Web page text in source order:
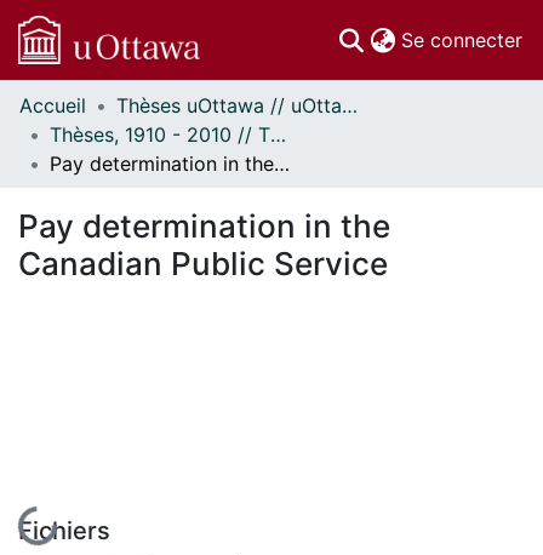
Se connecter
Communautés
et collections
Parcourir
À propos
Accueil
Thèses uOttawa // uOttawa Theses
Thèses, 1910 - 2010 // Theses, 1910 - 2010
Pay determination in the Canadian Public Service
Pay determination in the
Canadian Public Service
En cours de chargement...
Fichiers